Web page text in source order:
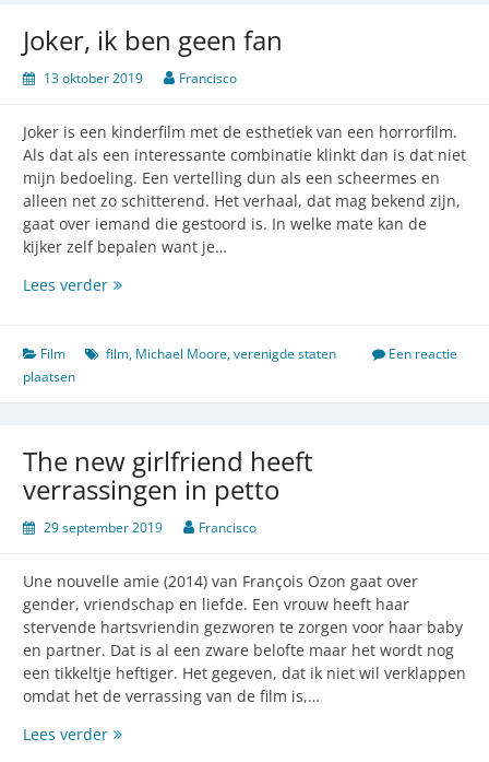
je
in
Joker, ik ben geen fan
13 oktober 2019 Francisco
Joker is een kinderfilm met de esthetiek van een horrorfilm.
Als dat als een interessante combinatie klinkt dan is dat niet
mijn bedoeling. Een vertelling dun als een scheermes en
alleen net zo schitterend. Het verhaal, dat mag bekend zijn,
gaat over iemand die gestoord is. In welke mate kan de
kijker zelf bepalen want je…
Lees verderJoker,
geen
Film film, Michael Moore,verenigde staten
Een reactie
plaatsen
The new girlfriend heeft
verrassingen in petto
29 september 2019 Francisco
Une nouvelle amie (2014) van François Ozon gaat over
gender, vriendschap en liefde. Een vrouw heeft haar
stervende hartsvriendin gezworen te zorgen voor haar baby
en partner. Dat is al een zware belofte maar het wordt nog
een tikkeltje heftiger. Het gegeven, dat ik niet wil verklappen
omdat het de verrassing van de film is,…
Lees verderThe